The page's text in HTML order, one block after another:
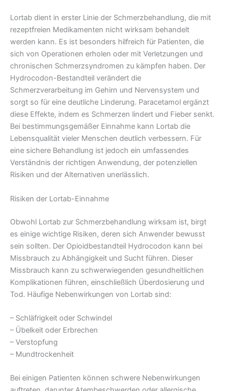
Lortab dient in erster Linie der Schmerzbehandlung, die mit
rezeptfreien Medikamenten nicht wirksam behandelt
werden kann. Es ist besonders hilfreich für Patienten, die
sich von Operationen erholen oder mit Verletzungen und
chronischen Schmerzsyndromen zu kämpfen haben. Der
Hydrocodon-Bestandteil verändert die
Schmerzverarbeitung im Gehirn und Nervensystem und
sorgt so für eine deutliche Linderung. Paracetamol ergänzt
diese Effekte, indem es Schmerzen lindert und Fieber senkt.
Bei bestimmungsgemäßer Einnahme kann Lortab die
Lebensqualität vieler Menschen deutlich verbessern. Für
eine sichere Behandlung ist jedoch ein umfassendes
Verständnis der richtigen Anwendung, der potenziellen
Risiken und der Alternativen unerlässlich.
Risiken der Lortab-Einnahme
Obwohl Lortab zur Schmerzbehandlung wirksam ist, birgt
es einige wichtige Risiken, deren sich Anwender bewusst
sein sollten. Der Opioidbestandteil Hydrocodon kann bei
Missbrauch zu Abhängigkeit und Sucht führen. Dieser
Missbrauch kann zu schwerwiegenden gesundheitlichen
Komplikationen führen, einschließlich Überdosierung und
Tod. Häufige Nebenwirkungen von Lortab sind:
– Schläfrigkeit oder Schwindel
– Übelkeit oder Erbrechen
– Verstopfung
– Mundtrockenheit
Bei einigen Patienten können schwere Nebenwirkungen